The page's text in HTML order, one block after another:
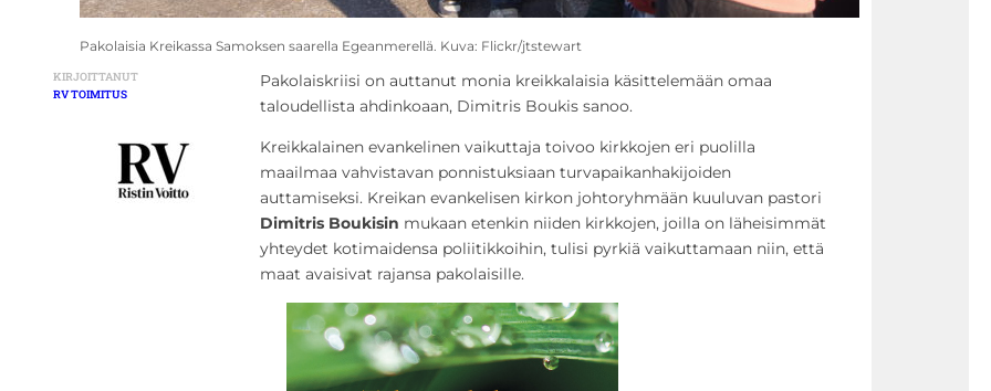
Pakolaisia Kreikassa Samoksen saarella Egeanmerellä. Kuva: Flickr/jtstewart
KIRJOITTANUT
RV TOIMITUS
Pakolaiskriisi on auttanut monia kreikkalaisia käsittelemään omaa
taloudellista ahdinkoaan, Dimitris Boukis sanoo.
Kreikkalainen evankelinen vaikuttaja toivoo kirkkojen eri puolilla
maailmaa vahvistavan ponnistuksiaan turvapaikanhakijoiden
auttamiseksi. Kreikan evankelisen kirkon johtoryhmään kuuluvan pastori
Dimitris Boukisin mukaan etenkin niiden kirkkojen, joilla on läheisimmät
yhteydet kotimaidensa poliitikkoihin, tulisi pyrkiä vaikuttamaan niin, että
maat avaisivat rajansa pakolaisille.